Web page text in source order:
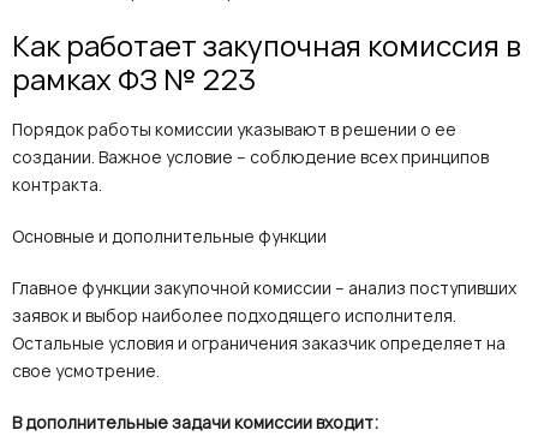
Как работает закупочная комиссия в
рамках ФЗ № 223
Порядок работы комиссии указывают в решении о ее
создании. Важное условие – соблюдение всех принципов
контракта.
Основные и дополнительные функции
Главное функции закупочной комиссии – анализ поступивших
заявок и выбор наиболее подходящего исполнителя.
Остальные условия и ограничения заказчик определяет на
свое усмотрение.
В дополнительные задачи комиссии входит: